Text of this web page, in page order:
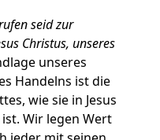
seid zur
Christus, unseres
unseres
Handelns ist die
wie sie in Jesus
Wir legen Wert